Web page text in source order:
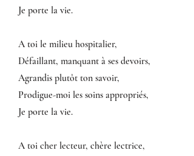
Je porte la vie.
A toi le milieu hospitalier,
Défaillant, manquant à ses devoirs,
Agrandis plutôt ton savoir,
Prodigue-moi les soins appropriés,
Je porte la vie.
A toi cher lecteur, chère lectrice,